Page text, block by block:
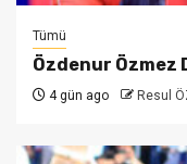
Tümü
Özdenur Özmez
4 gün ago Resul